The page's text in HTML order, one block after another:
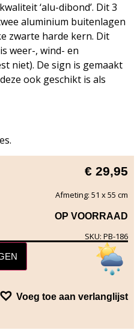
‘alu-dibond’. Dit 3
aluminium buitenlagen
zwarte harde kern. Dit
weer-, wind- en
niet). De sign is gemaakt
ook geschikt is als
€ 29,95
Afmeting: 51 x 55 cm
OP VOORRAAD
SKU: PB-186
Voeg toe aan verlanglijst